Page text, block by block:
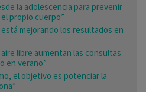
la adolescencia para prevenir
propio cuerpo”
mejorando los resultados en
libre aumentan las consultas
en verano”
el objetivo es potenciar la